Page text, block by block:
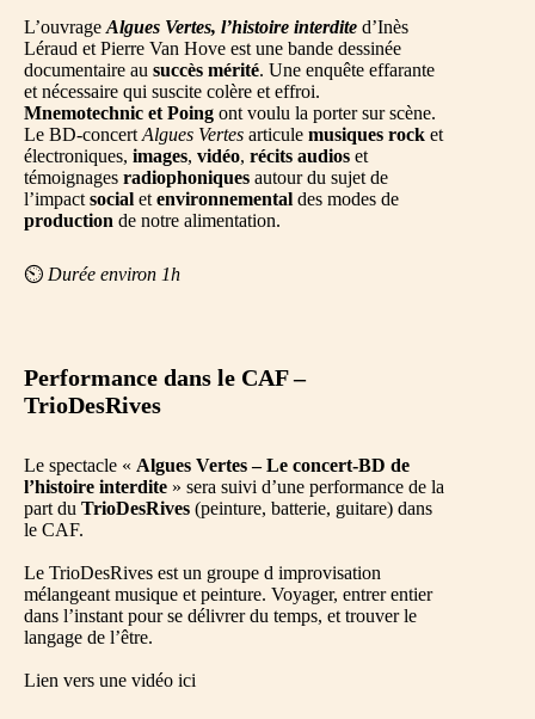
L’ouvrage Algues Vertes, l’histoire interdite d’Inès
Léraud et Pierre Van Hove est une bande dessinée
documentaire au succès mérité. Une enquête effarante
et nécessaire qui suscite colère et effroi.
Mnemotechnic et Poing ont voulu la porter sur scène.
Le BD-concert Algues Vertes articule musiques rock et
électroniques, images, vidéo, récits audios et
témoignages radiophoniques autour du sujet de
l’impact social et environnemental des modes de
production de notre alimentation.
⏲️ Durée environ 1h
Performance dans le CAF –
TrioDesRives
Le spectacle « Algues Vertes – Le concert-BD de
l’histoire interdite » sera suivi d’une performance de la
part du TrioDesRives (peinture, batterie, guitare) dans
le CAF.
Le TrioDesRives est un groupe d improvisation
mélangeant musique et peinture. Voyager, entrer entier
dans l’instant pour se délivrer du temps, et trouver le
langage de l’être.
Lien vers une vidéo ici